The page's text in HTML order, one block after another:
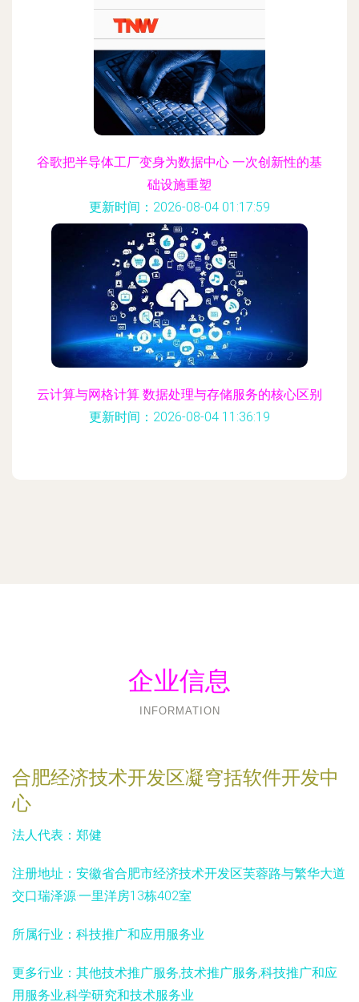
谷歌把半导体工厂变身为数据中心 一次创新性的基
础设施重塑
更新时间：2026-08-04 01:17:59
云计算与网格计算 数据处理与存储服务的核心区别
更新时间：2026-08-04 11:36:19
企业信息
INFORMATION
合肥经济技术开发区凝穹括软件开发中
心
法人代表： 郑健
注册地址： 安徽省合肥市经济技术开发区芙蓉路与繁华大道
交口瑞泽源·一里洋房13栋402室
所属行业： 科技推广和应用服务业
更多行业： 其他技术推广服务,技术推广服务,科技推广和应
用服务业,科学研究和技术服务业